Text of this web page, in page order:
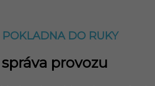
DO RUKY
provozu